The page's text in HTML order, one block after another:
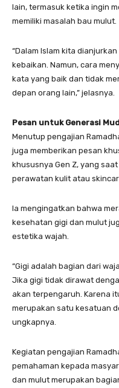
lain, termasuk ketika ingin
memiliki masalah bau mulut.
“Dalam Islam kita
kebaikan. Namun, cara
kata yang baik dan tidak
depan orang lain,” jelasnya.
Pesan untuk Generasi
Menutup pengajian
juga memberikan pesan
khususnya Gen Z, yang
perawatan kulit atau
Ia mengingatkan bahwa
kesehatan gigi dan mulut
estetika wajah.
“Gigi adalah bagian dari
Jika gigi tidak dirawat
akan terpengaruh. Karena
merupakan satu kesatuan
ungkapnya.
Kegiatan pengajian
pemahaman kepada
dan mulut merupakan